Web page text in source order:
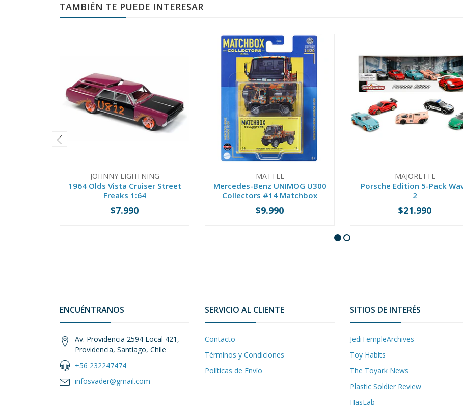
TAMBIÉN TE PUEDE INTERESAR
JOHNNY LIGHTNING
1964 Olds Vista Cruiser Street
Freaks 1:64
+
$7.990
MATTEL
Mercedes-Benz UNIMOG U300
Collectors #14 Matchbox
+
$9.990
MAJORETTE
Porsche Edition 5-Pack
2
+
$21.990
ENCUÉNTRANOS
Av. Providencia 2594 Local 421,
Providencia, Santiago, Chile
+56 232247474
infosvader@gmail.com
SERVICIO AL CLIENTE
Contacto
Términos y Condiciones
Políticas de Envío
SITIOS DE INTERÉS
JediTempleArchives
Toy Habits
The Toyark News
Plastic Soldier Review
HasLab